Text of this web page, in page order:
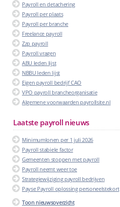
Payroll en detachering
Payroll per plaats
Payroll per branche
Freelance payroll
Zzp payroll
Payroll vragen
ABU leden lijst
NBBU leden lijst
Eigen payroll bedrijf CAO
VPO payroll brancheorganisatie
Algemene voorwaarden payrollsite.nl
Laatste payroll nieuws
Minimumlonen per 1 juli 2026
Payroll stabiele factor
Gemeenten stoppen met payroll
Payroll neemt weer toe
Strategiewijziging payroll bedrijven
Payse Payroll oplossing personeelstekort
Toon nieuwsoverzicht